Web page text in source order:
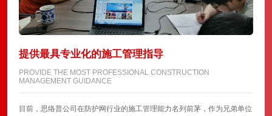
提供最具专业化的施工管理指导
PROVIDE THE MOST PROFESSIONAL CONSTRUCTION
MANAGEMENT GUIDANCE
目前，思络普公司在防护网行业的施工管理能力名列前茅，作为兄弟单位